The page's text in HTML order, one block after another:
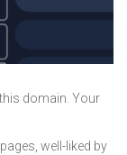
domain. Your
well-liked by